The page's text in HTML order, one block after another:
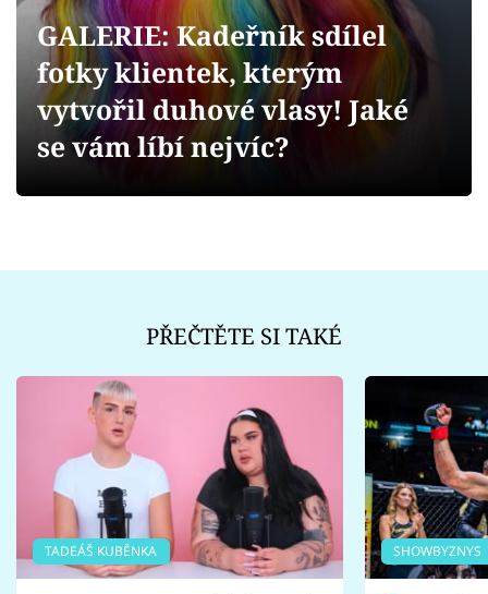
Videa
Sledujte prima+
GALERIE: Kadeřník sdílel
fotky klientek, kterým
vytvořil duhové vlasy! Jaké
se vám líbí nejvíc?
PŘEČTĚTE SI TAKÉ
TADEÁŠ KUBĚNKA SHOWBYZNYS